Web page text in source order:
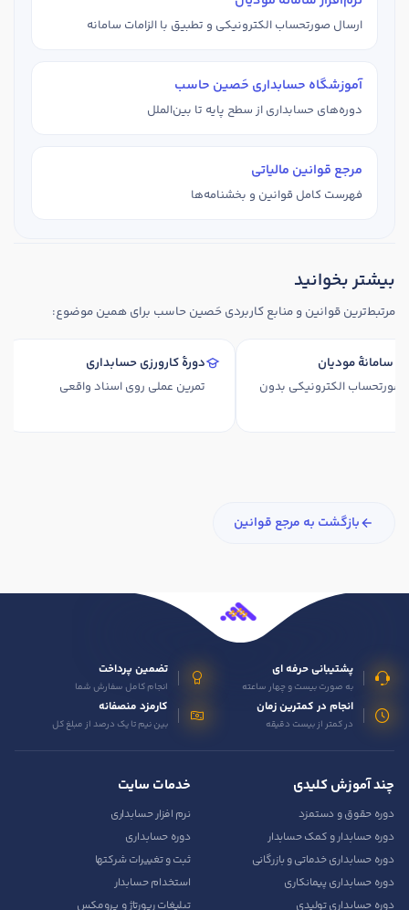
ارسال صورتحساب الکترونیکی و تطبیق با الزامات سامانه
آموزشگاه حسابداری حَصین حاسب
دوره‌های حسابداری از سطح پایه تا بین‌الملل
مرجع قوانین مالیاتی
فهرست کامل قوانین و بخشنامه‌ها
بیشتر بخوانید
مرتبط‌ترین قوانین و منابع کاربردی حَصین حاسب برای همین موضوع:
سامانهٔ مودیان
صورتحساب الکترونیکی بدون
دورهٔ کارورزی حسابداری
تمرین عملی روی اسناد واقعی
بازگشت به مرجع قوانین
پشتیبانی حرفه ای
به صورت بیست و چهار ساعته
تضمین پرداخت
انجام کامل سفارش شما
انجام در کمترین زمان
در کمتر از بیست دقیقه
کارمزد منصفانه
بین نیم تا یک درصد از مبلغ کل
چند آموزش کلیدی
دوره حقوق و دستمزد
دوره حسابدار و کمک حسابدار
دوره حسابداری خدماتی و بازرگانی
دوره حسابداری پیمانکاری
دوره حسابداری تولیدی
خدمات سایت
نرم افزار حسابداری
دوره حسابداری
ثبت و تغییرات شرکتها
استخدام حسابدار
تبلیغات رپورتاژ و پرومکس